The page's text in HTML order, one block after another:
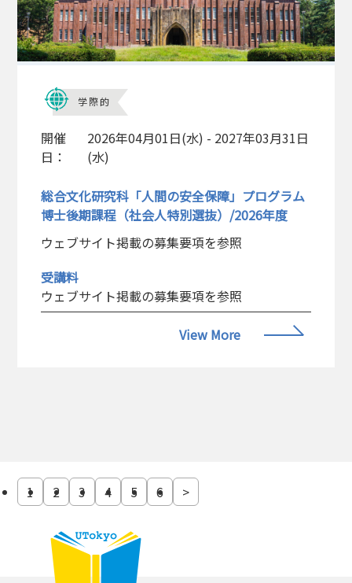
学際的
開催
日：
2026年04月01日(水) - 2027年03月31日
(水)
総合文化研究科「人間の安全保障」プログラム
博士後期課程（社会人特別選抜）/2026年度
ウェブサイト掲載の募集要項を参照
受講料
ウェブサイト掲載の募集要項を参照
View More
1 2 3 4 5 6 >